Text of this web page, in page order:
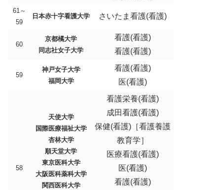
61～
59
日本赤十字看護大学 さいたま看護(看護)
60
京都橘大学
同志社女子大学
看護(看護)
看護(看護)
59
神戸女子大学
福岡大学
看護(看護)
医(看護)
58
天使大学
国際医療福祉大学
杏林大学
順天堂大学
東京医科大学
大阪医科薬科大学
関西医科大学
看護栄養(看護)
成田看護(看護)
保健(看護)［看護養護
教育学］
医療看護(看護)
医(看護)
看護(看護)